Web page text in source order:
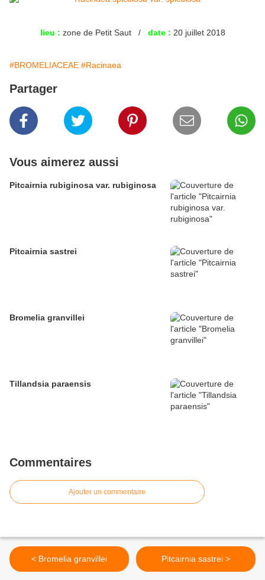
lieu : zone de Petit Saut / date : 20 juillet 2018
#BROMELIACEAE #Racinaea
Partager
Vous aimerez aussi
Pitcairnia rubiginosa var. rubiginosa
Pitcairnia sastrei
Bromelia granvillei
Tillandsia paraensis
Commentaires
Ajouter un commentaire
< Bromelia granvillei Pitcairnia sastrei >